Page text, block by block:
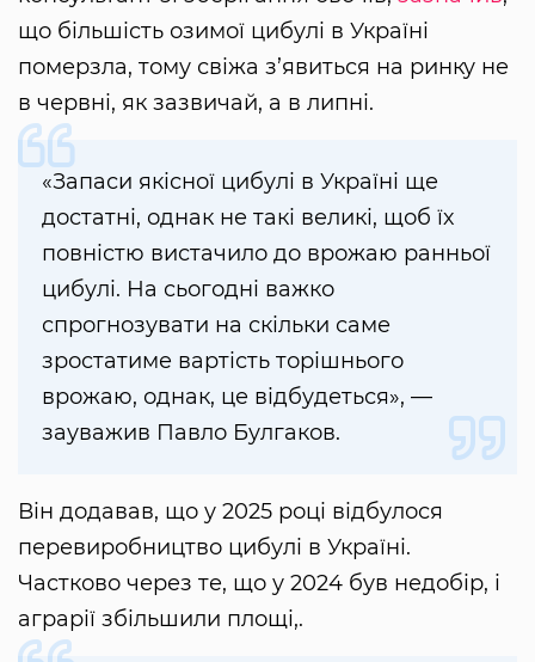
що більшість озимої цибулі в Україні
померзла, тому свіжа з’явиться на ринку не
в червні, як зазвичай, а в липні.
«Запаси якісної цибулі в Україні ще
достатні, однак не такі великі, щоб їх
повністю вистачило до врожаю ранньої
цибулі. На сьогодні важко
спрогнозувати на скільки саме
зростатиме вартість торішнього
врожаю, однак, це відбудеться», —
зауважив Павло Булгаков.
Він додавав, що у 2025 році відбулося
перевиробництво цибулі в Україні.
Частково через те, що у 2024 був недобір, і
аграрії збільшили площі,.